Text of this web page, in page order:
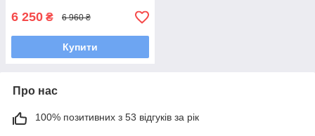
6 250 ₴ 6 960 ₴
Купити
Про нас
100% позитивних з 53 відгуків за рік